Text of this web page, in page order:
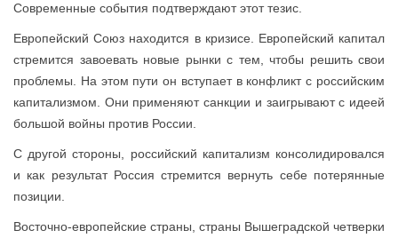
Современные события подтверждают этот тезис.
Европейский Союз находится в кризисе. Европейский капитал
стремится завоевать новые рынки с тем, чтобы решить свои
проблемы. На этом пути он вступает в конфликт с российским
капитализмом. Они применяют санкции и заигрывают с идеей
большой войны против России.
С другой стороны, российский капитализм консолидировался
и как результат Россия стремится вернуть себе потерянные
позиции.
Восточно-европейские страны, страны Вышеградской четверки